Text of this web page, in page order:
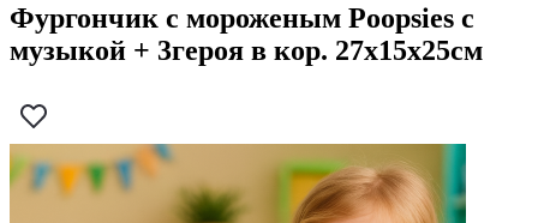
Фургончик с мороженым Poopsies с
музыкой + 3героя в кор. 27х15х25см